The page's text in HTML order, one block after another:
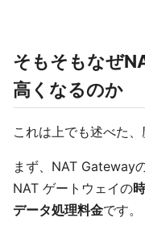
そもそもなぜ
高くなるのか
これは上でも述べた
まず、NAT Gateway
NAT ゲートウェイの
データ処理料金です。